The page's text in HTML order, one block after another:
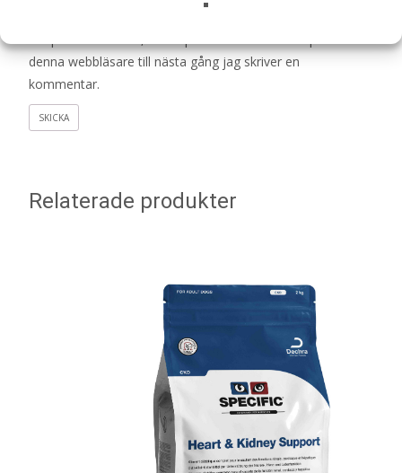
denna webbläsare till nästa gång jag skriver en
kommentar.
Relaterade produkter